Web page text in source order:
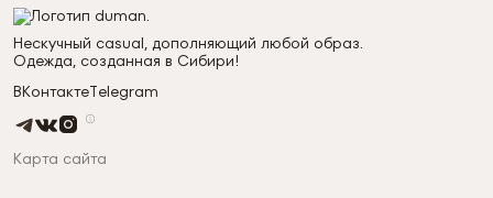
Нескучный casual, дополняющий любой образ.
Одежда, созданная в Сибири!
ВКонтактеTelegram
Карта сайта